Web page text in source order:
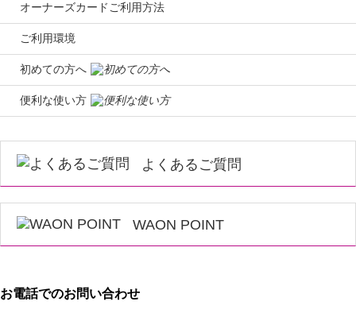
オーナーズカードご利用方法
ご利用環境
初めての方へ
便利な使い方
よくあるご質問
WAON POINT
お電話でのお問い合わせ